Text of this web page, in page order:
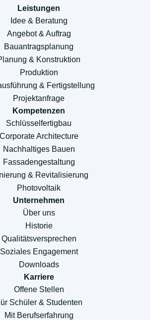
Leistungen
Idee & Beratung
Angebot & Auftrag
Bauantragsplanung
& Konstruktion
Produktion
& Fertigstellung
Projektanfrage
Kompetenzen
Schlüsselfertigbau
Corporate Architecture
Nachhaltiges Bauen
Fassadengestaltung
& Revitalisierung
Photovoltaik
Unternehmen
Über uns
Historie
Qualitätsversprechen
Soziales Engagement
Downloads
Karriere
Offene Stellen
Schüler & Studenten
Mit Berufserfahrung